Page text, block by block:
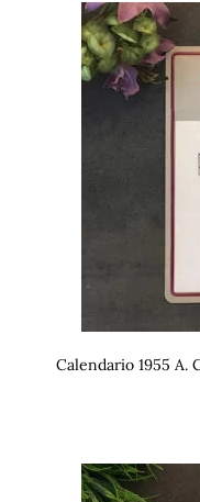
Calendario 1955 A.